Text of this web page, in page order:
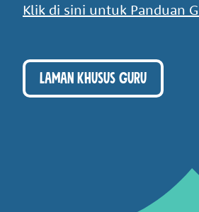
Klik di sini untuk Panduan
Laman khusus guru